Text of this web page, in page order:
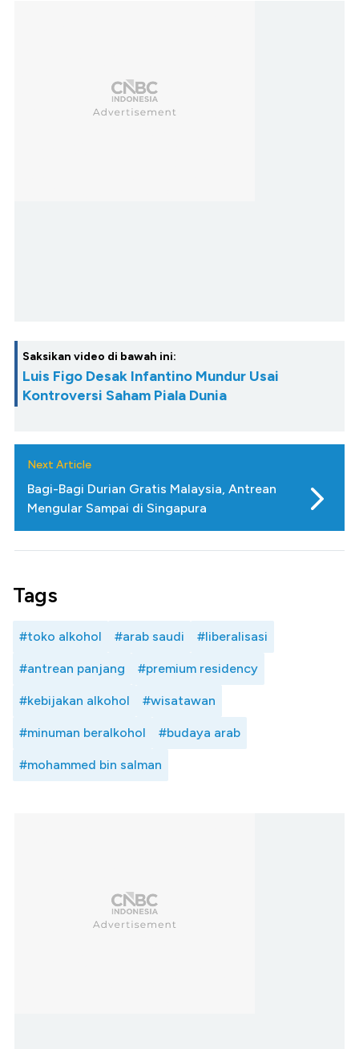
Saksikan video di bawah ini:
Luis Figo Desak Infantino Mundur Usai
Kontroversi Saham Piala Dunia
Next Article
Bagi-Bagi Durian Gratis Malaysia, Antrean
Mengular Sampai di Singapura
Tags
#toko alkohol #arab saudi #liberalisasi
#antrean panjang #premium residency
#kebijakan alkohol #wisatawan
#minuman beralkohol #budaya arab
#mohammed bin salman